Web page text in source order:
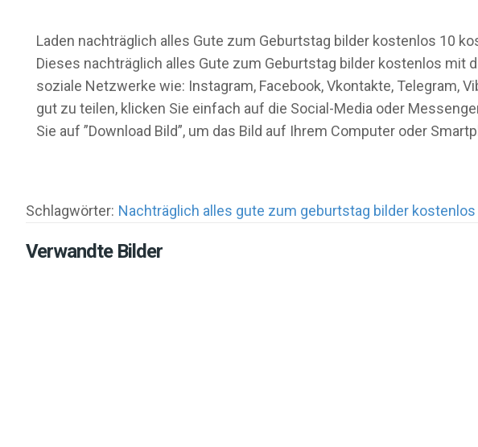
Laden nachträglich alles Gute zum Geburtstag bilder kostenlos 10
Dieses nachträglich alles Gute zum Geburtstag bilder kostenlos mit
soziale Netzwerke wie: Instagram, Facebook, Vkontakte, Telegram,
gut zu teilen, klicken Sie einfach auf die Social-Media oder
Sie auf ”Download Bild”, um das Bild auf Ihrem Computer oder
Schlagwörter: Nachträglich alles gute zum geburtstag bilder kostenlos
Verwandte Bilder